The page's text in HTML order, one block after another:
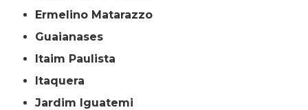
Ermelino Matarazzo
Guaianases
Itaim Paulista
Itaquera
Jardim Iguatemi